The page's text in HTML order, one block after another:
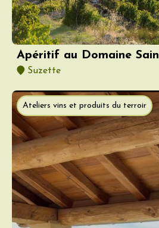
Apéritif au Domaine
Suzette
Ateliers vins et produits du terroir